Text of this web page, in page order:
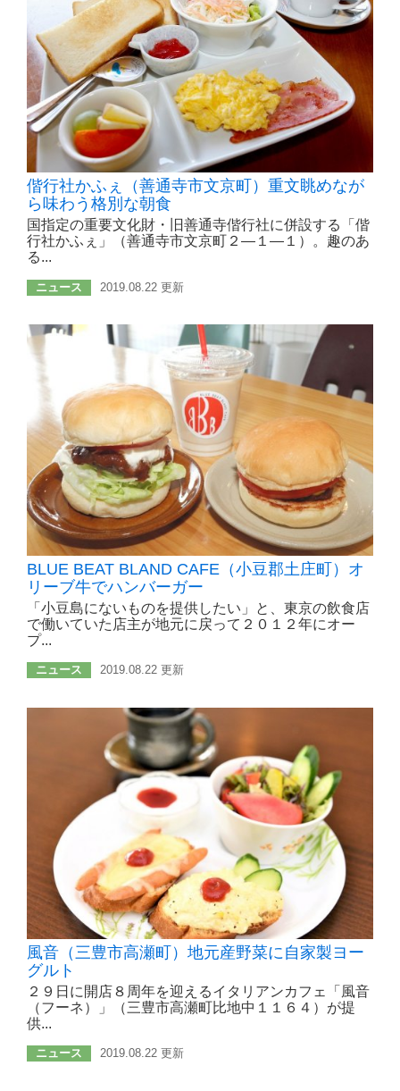
偕行社かふぇ（善通寺市文京町）重文眺めなが
ら味わう格別な朝食
国指定の重要文化財・旧善通寺偕行社に併設する「偕
行社かふぇ」（善通寺市文京町２―１―１）。趣のあ
る...
ニュース 2019.08.22 更新
BLUE BEAT BLAND CAFE（小豆郡土庄町）オ
リーブ牛でハンバーガー
「小豆島にないものを提供したい」と、東京の飲食店
で働いていた店主が地元に戻って２０１２年にオー
プ...
ニュース 2019.08.22 更新
風音（三豊市高瀬町）地元産野菜に自家製ヨー
グルト
２９日に開店８周年を迎えるイタリアンカフェ「風音
（フーネ）」（三豊市高瀬町比地中１１６４）が提
供...
ニュース 2019.08.22 更新